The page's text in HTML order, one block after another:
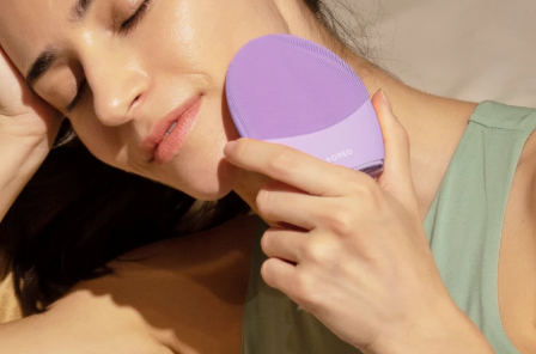
Perfil de usuario
Mis dispositivos
Mis pedidos
Mis direcciones
Mis suscripciones
NUEVO
FAQ™ Pure Beauty-Tech Elixir
BREAKING NEWS
issa™ Teeth Whitening Set
Idioma
English Deutsch
Español
Français
Italiano
Português
Svenska
Русский
Türkçe
简体中文 繁體中文